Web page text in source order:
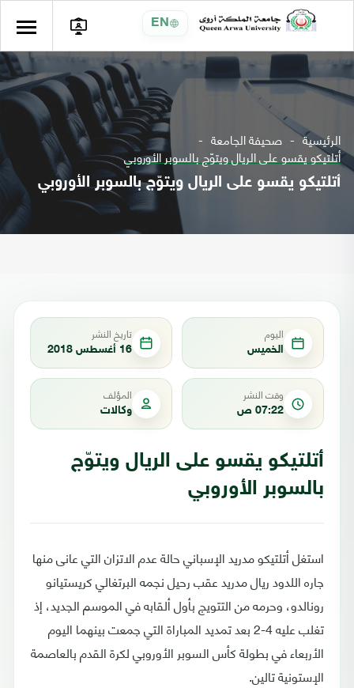
EN
الرئيسية صحيفة الجامعة
أتلتيكو يقسو على الريال ويتوّج بالسوبر الأوروبي
أتلتيكو يقسو على الريال ويتوّج بالسوبر الأوروبي
اليوم
الخميس
تاريخ النشر
16 أغسطس 2018
وقت النشر
07:22 ص
المؤلف
وكالات
أتلتيكو يقسو على الريال ويتوّج
بالسوبر الأوروبي
استغل أتلتيكو مدريد الإسباني حالة عدم الاتزان التي عانى منها
جاره اللدود ريال مدريد عقب رحيل نجمه البرتغالي كريستيانو
رونالدو، وحرمه من التتويج بأول ألقابه في الموسم الجديد، إذ
تغلب عليه 4-2 بعد تمديد المباراة التي جمعت بينهما اليوم
الأربعاء في بطولة كأس السوبر الأوروبي لكرة القدم بالعاصمة
الإستونية تالين.